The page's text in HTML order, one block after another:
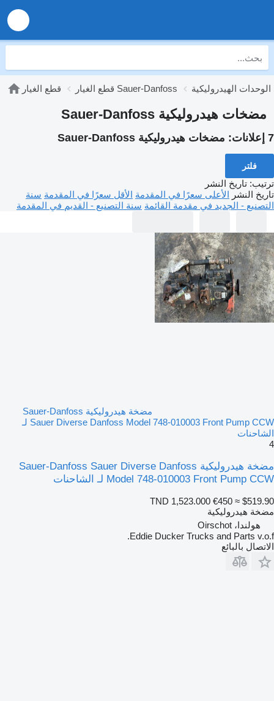
قطع الغيار قطع الغيار Sauer-Danfoss
مضخات هيدروليكية Sauer-Danfoss
7 إعلانات: مضخات هيدروليكية Sauer-Danfoss
فلتر
ترتيب: تاريخ النشر
تاريخ النشر الأعلى سعرًا في المقدمة الأقل سعرًا في المقدمة سنة
التصنيع - الجديد في مقدمة القائمة سنة التصنيع - القديم في المقدمة
مضخة هيدروليكية Sauer-Danfoss
Sauer Diverse Danfoss Model 748-010003 Front Pump CCW لـ
الشاحنات
4
مضخة هيدروليكية Sauer-Danfoss Sauer Diverse Danfoss
Model 748-010003 Front Pump CCW لـ الشاحنات
TND 1,523.000 €450 ≈ $519.90
مضخة هيدروليكية
هولندا، Oirschot
Eddie Ducker Trucks and Parts v.o.f.
الاتصال بالبائع